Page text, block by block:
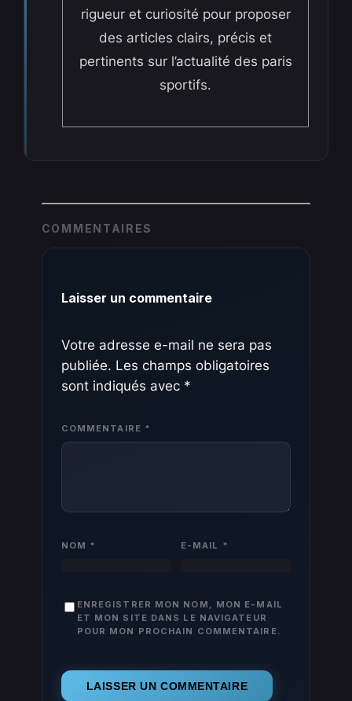
rigueur et curiosité pour proposer
des articles clairs, précis et
pertinents sur l’actualité des paris
sportifs.
COMMENTAIRES
Laisser un commentaire
Votre adresse e-mail ne sera pas
publiée. Les champs obligatoires
sont indiqués avec *
COMMENTAIRE *
NOM * E-MAIL *
ENREGISTRER MON NOM, MON E-MAIL
ET MON SITE DANS LE NAVIGATEUR
POUR MON PROCHAIN COMMENTAIRE.